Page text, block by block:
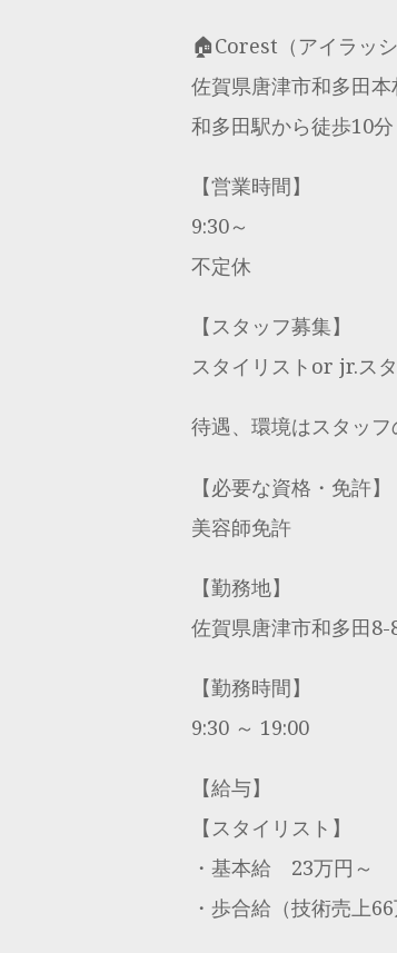
🏠Corest（アイラッ
佐賀県唐津市和多田本
和多田駅から徒歩10分
【営業時間】
9:30～
不定休
【スタッフ募集】
スタイリストor jr.ス
待遇、環境はスタッ
【必要な資格・免許】
美容師免許
【勤務地】
佐賀県唐津市和多田8-
【勤務時間】
9:30 ～ 19:00
【給与】
【スタイリスト】
・基本給 23万円～
・歩合給（技術売上